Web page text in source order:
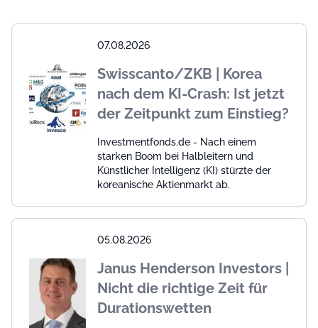
07.08.2026
Swisscanto/ZKB | Korea
nach dem KI-Crash: Ist jetzt
der Zeitpunkt zum Einstieg?
Investmentfonds.de - Nach einem
starken Boom bei Halbleitern und
Künstlicher Intelligenz (KI) stürzte der
koreanische Aktienmarkt ab.
05.08.2026
Janus Henderson Investors |
Nicht die richtige Zeit für
Durationswetten